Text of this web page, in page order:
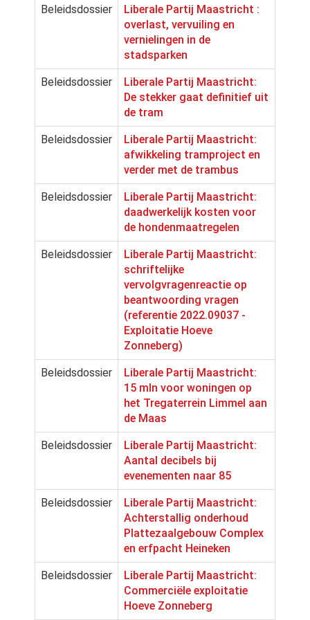
Beleidsdossier
Liberale Partij Maastricht :
overlast, vervuiling en
vernielingen in de
stadsparken
Beleidsdossier
Liberale Partij Maastricht:
De stekker gaat definitief uit
de tram
Beleidsdossier
Liberale Partij Maastricht:
afwikkeling tramproject en
verder met de trambus
Beleidsdossier
Liberale Partij Maastricht:
daadwerkelijk kosten voor
de hondenmaatregelen
Beleidsdossier
Liberale Partij Maastricht:
schriftelijke
vervolgvragenreactie op
beantwoording vragen
(referentie 2022.09037 -
Exploitatie Hoeve
Zonneberg)
Beleidsdossier
Liberale Partij Maastricht:
15 mln voor woningen op
het Tregaterrein Limmel aan
de Maas
Beleidsdossier
Liberale Partij Maastricht:
Aantal decibels bij
evenementen naar 85
Beleidsdossier
Liberale Partij Maastricht:
Achterstallig onderhoud
Plattezaalgebouw Complex
en erfpacht Heineken
Beleidsdossier
Liberale Partij Maastricht:
Commerciële exploitatie
Hoeve Zonneberg